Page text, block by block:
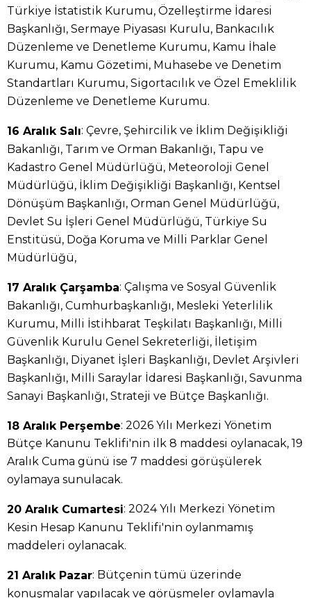
Türkiye İstatistik Kurumu, Özelleştirme İdaresi
Başkanlığı, Sermaye Piyasası Kurulu, Bankacılık
Düzenleme ve Denetleme Kurumu, Kamu İhale
Kurumu, Kamu Gözetimi, Muhasebe ve Denetim
Standartları Kurumu, Sigortacılık ve Özel Emeklilik
Düzenleme ve Denetleme Kurumu.
16 Aralık Salı: Çevre, Şehircilik ve İklim Değişikliği
Bakanlığı, Tarım ve Orman Bakanlığı, Tapu ve
Kadastro Genel Müdürlüğü, Meteoroloji Genel
Müdürlüğü, İklim Değişikliği Başkanlığı, Kentsel
Dönüşüm Başkanlığı, Orman Genel Müdürlüğü,
Devlet Su İşleri Genel Müdürlüğü, Türkiye Su
Enstitüsü, Doğa Koruma ve Milli Parklar Genel
Müdürlüğü,
17 Aralık Çarşamba: Çalışma ve Sosyal Güvenlik
Bakanlığı, Cumhurbaşkanlığı, Mesleki Yeterlilik
Kurumu, Milli İstihbarat Teşkilatı Başkanlığı, Milli
Güvenlik Kurulu Genel Sekreterliği, İletişim
Başkanlığı, Diyanet İşleri Başkanlığı, Devlet Arşivleri
Başkanlığı, Milli Saraylar İdaresi Başkanlığı, Savunma
Sanayi Başkanlığı, Strateji ve Bütçe Başkanlığı.
18 Aralık Perşembe: 2026 Yılı Merkezi Yönetim
Bütçe Kanunu Teklifi'nin ilk 8 maddesi oylanacak, 19
Aralık Cuma günü ise 7 maddesi görüşülerek
oylamaya sunulacak.
20 Aralık Cumartesi: 2024 Yılı Merkezi Yönetim
Kesin Hesap Kanunu Teklifi'nin oylanmamış
maddeleri oylanacak.
21 Aralık Pazar: Bütçenin tümü üzerinde
konuşmalar yapılacak ve görüşmeler oylamayla